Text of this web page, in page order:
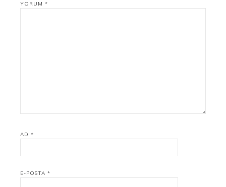
YORUM *
AD *
E-POSTA *